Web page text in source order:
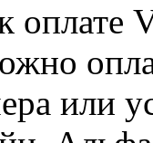
или